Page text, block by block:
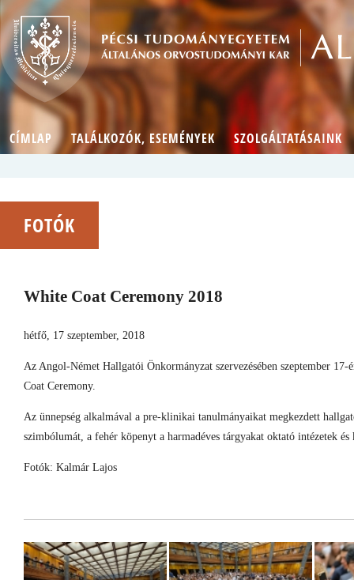
CÍMLAP TALÁLKOZÓK, ESEMÉNYEK SZOLGÁLTATÁSAINK
FOTÓK
White Coat Ceremony 2018
hétfő, 17 szeptember, 2018
Az Angol-Német Hallgatói Önkormányzat szervezésében szeptember 17-
Coat Ceremony.
Az ünnepség alkalmával a pre-klinikai tanulmányaikat megkezdett
szimbólumát, a fehér köpenyt a harmadéves tárgyakat oktató intézetek
Fotók: Kalmár Lajos